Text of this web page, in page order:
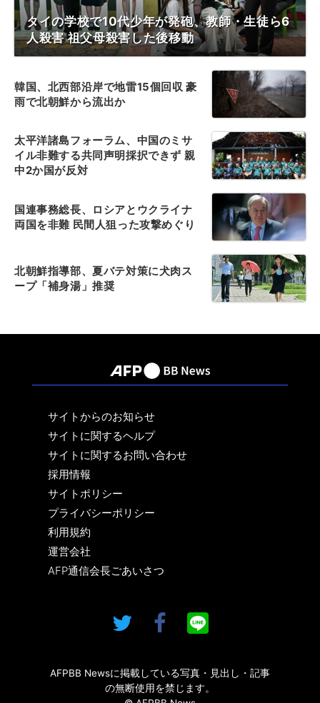
タイの学校で10代少年が発砲、教師・生徒ら6
人殺害 祖父母殺害した後移動
韓国、北西部沿岸で地雷15個回収 豪
雨で北朝鮮から流出か
太平洋諸島フォーラム、中国のミサ
イル非難する共同声明採択できず 親
中2か国が反対
国連事務総長、ロシアとウクライナ
両国を非難 民間人狙った攻撃めぐり
北朝鮮指導部、夏バテ対策に犬肉ス
ープ「補身湯」推奨
サイトからのお知らせ
サイトに関するヘルプ
サイトに関するお問い合わせ
採用情報
サイトポリシー
プライバシーポリシー
利用規約
運営会社
AFP通信会長ごあいさつ
AFPBB Newsに掲載している写真・見出し・記事
の無断使用を禁じます。